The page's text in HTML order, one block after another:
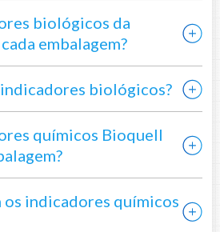
biológicos da
embalagem?
biológicos?
químicos Bioquell
os indicadores químicos